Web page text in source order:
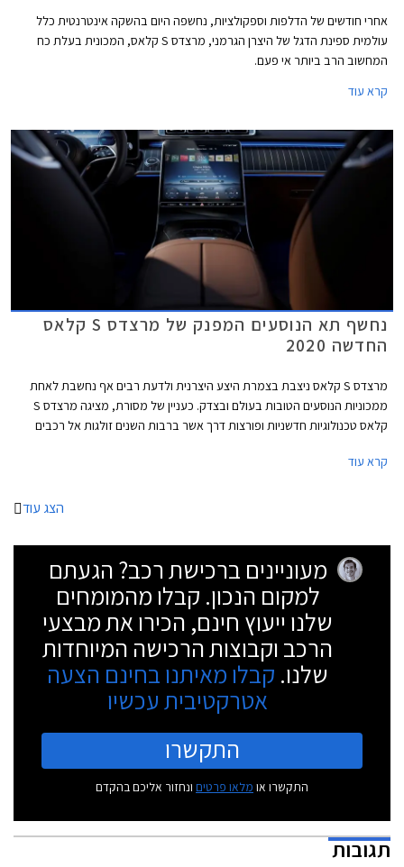
אחרי חודשים של הדלפות וספקולציות, נחשפה היום בהשקה אינטרנטית כלל
עולמית ספינת הדגל של היצרן הגרמני, מרצדס S קלאס, המכונית בעלת כח
המחשוב הרב ביותר אי פעם.
קרא עוד
נחשף תא הנוסעים המפנק של מרצדס S קלאס
החדשה 2020
מרצדס S קלאס ניצבת בצמרת היצע היצרנית ולדעת רבים אף נחשבת לאחת
ממכוניות הנוסעים הטובות בעולם ובצדק. כעניין של מסורת, מציגה מרצדס S
קלאס טכנולוגיות חדשניות ופורצות דרך אשר ברבות השנים זולגות אל רכבים
לראשונה את כרית האוויר ואת מערכת בקרת השיוט האדפטיבית.
קרא עוד
הצג עוד
מעוניינים ברכישת רכב? הגעתם
למקום הנכון. קבלו מהמומחים
שלנו ייעוץ חינם, הכירו את מבצעי
הרכב וקבוצות הרכישה המיוחדות
שלנו. קבלו מאיתנו בחינם הצעה
אטרקטיבית עכשיו
התקשרו
התקשרו או מלאו פרטים ונחזור אליכם בהקדם
תגובות